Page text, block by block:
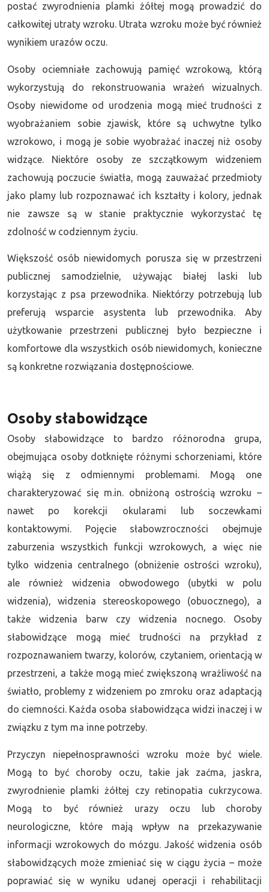
postać zwyrodnienia plamki żółtej mogą prowadzić do
całkowitej utraty wzroku. Utrata wzroku może być również
wynikiem urazów oczu.
Osoby ociemniałe zachowują pamięć wzrokową, którą
wykorzystują do rekonstruowania wrażeń wizualnych.
Osoby niewidome od urodzenia mogą mieć trudności z
wyobrażaniem sobie zjawisk, które są uchwytne tylko
wzrokowo, i mogą je sobie wyobrażać inaczej niż osoby
widzące. Niektóre osoby ze szczątkowym widzeniem
zachowują poczucie światła, mogą zauważać przedmioty
jako plamy lub rozpoznawać ich kształty i kolory, jednak
nie zawsze są w stanie praktycznie wykorzystać tę
zdolność w codziennym życiu.
Większość osób niewidomych porusza się w przestrzeni
publicznej samodzielnie, używając białej laski lub
korzystając z psa przewodnika. Niektórzy potrzebują lub
preferują wsparcie asystenta lub przewodnika. Aby
użytkowanie przestrzeni publicznej było bezpieczne i
komfortowe dla wszystkich osób niewidomych, konieczne
są konkretne rozwiązania dostępnościowe.
Osoby słabowidzące
Osoby słabowidzące to bardzo różnorodna grupa,
obejmująca osoby dotknięte różnymi schorzeniami, które
wiążą się z odmiennymi problemami. Mogą one
charakteryzować się m.in. obniżoną ostrością wzroku –
nawet po korekcji okularami lub soczewkami
kontaktowymi. Pojęcie słabowzroczności obejmuje
zaburzenia wszystkich funkcji wzrokowych, a więc nie
tylko widzenia centralnego (obniżenie ostrości wzroku),
ale również widzenia obwodowego (ubytki w polu
widzenia), widzenia stereoskopowego (obuocznego), a
także widzenia barw czy widzenia nocnego. Osoby
słabowidzące mogą mieć trudności na przykład z
rozpoznawaniem twarzy, kolorów, czytaniem, orientacją w
przestrzeni, a także mogą mieć zwiększoną wrażliwość na
światło, problemy z widzeniem po zmroku oraz adaptacją
do ciemności. Każda osoba słabowidząca widzi inaczej i w
związku z tym ma inne potrzeby.
Przyczyn niepełnosprawności wzroku może być wiele.
Mogą to być choroby oczu, takie jak zaćma, jaskra,
zwyrodnienie plamki żółtej czy retinopatia cukrzycowa.
Mogą to być również urazy oczu lub choroby
neurologiczne, które mają wpływ na przekazywanie
informacji wzrokowych do mózgu. Jakość widzenia osób
słabowidzących może zmieniać się w ciągu życia – może
poprawiać się w wyniku udanej operacji i rehabilitacji